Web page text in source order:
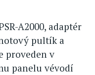
A2000, adaptér
pultík a
proveden v
panelu vévodí